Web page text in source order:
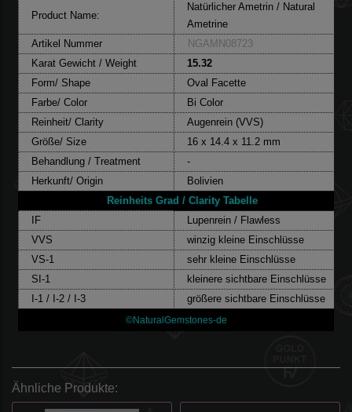
Product Name:
Natürlicher Ametrin / Natural
Ametrine
Artikel Nummer
NGAMN08723
Karat Gewicht / Weight
15.32
Form/ Shape
Oval Facette
Farbe/ Color
Bi Color
Reinheit/ Clarity
Augenrein (VVS)
Größe/ Size
16 x 14.4 x 11.2 mm
Behandlung / Treatment
-
Herkunft/ Origin
Bolivien
Reinheits Grad / Clarity Tabelle
IF
Lupenrein / Flawless
VVS
winzig kleine Einschlüsse
VS-1
sehr kleine Einschlüsse
SI-1
kleinere sichtbare Einschlüsse
I-1 / I-2 / I-3
größere sichtbare Einschlüsse
©NaturalGemstones-de
Ähnliche Produkte: